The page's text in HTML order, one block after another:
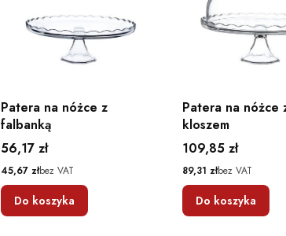
Patera na nóżce z
falbanką
Cena
56,17 zł
Cena
45,67 złbez VAT
Do koszyka
Patera na nóżce
kloszem
Cena
109,85 zł
Cena
89,31 złbez VAT
Do koszyka